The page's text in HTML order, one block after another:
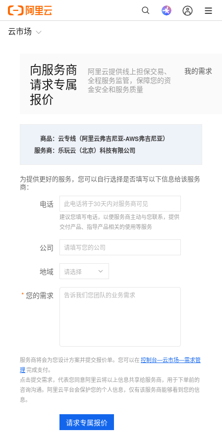
云市场
向服务商
请求专属
报价
阿里云提供线上担保交易、
全程服务监管，保障您的资
金安全和服务质量
我的需求
商品： 云专线（阿里云弗吉尼亚-AWS弗吉尼亚）
服务商： 乐玩云（北京）科技有限公司
为提供更好的服务，您可以自行选择是否填写以下信息给该服务
商：
电话
建议您填写电话，以便服务商主动与您联系，提供
交付产品、指导产品相关的使用等服务
公司
地域
您的需求
服务商将会为您设计方案并提交报价单。您可以在控制台—云市场—需求管
理完成支付。
点击提交需求，代表您同意阿里云将以上信息共享给服务商，用于下单前的
咨询沟通。阿里云平台会保护您的个人信息，仅有该服务商能够看到您的信
息。
请求专属报价